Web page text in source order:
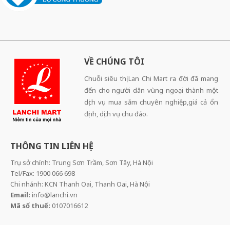
VỀ CHÚNG TÔI
Chuỗi siêu thị Lan Chi Mart ra đời đã mang
đến cho người dân vùng ngoại thành một
dịch vụ mua sắm chuyên nghiệp,giá cả ổn
định, dịch vụ chu đáo.
THÔNG TIN LIÊN HỆ
Trụ sở chính: Trung Sơn Trầm, Sơn Tây, Hà Nội
Tel/Fax: 1900 066 698
Chi nhánh: KCN Thanh Oai, Thanh Oai, Hà Nội
Email: info@lanchi.vn
Mã số thuế: 0107016612